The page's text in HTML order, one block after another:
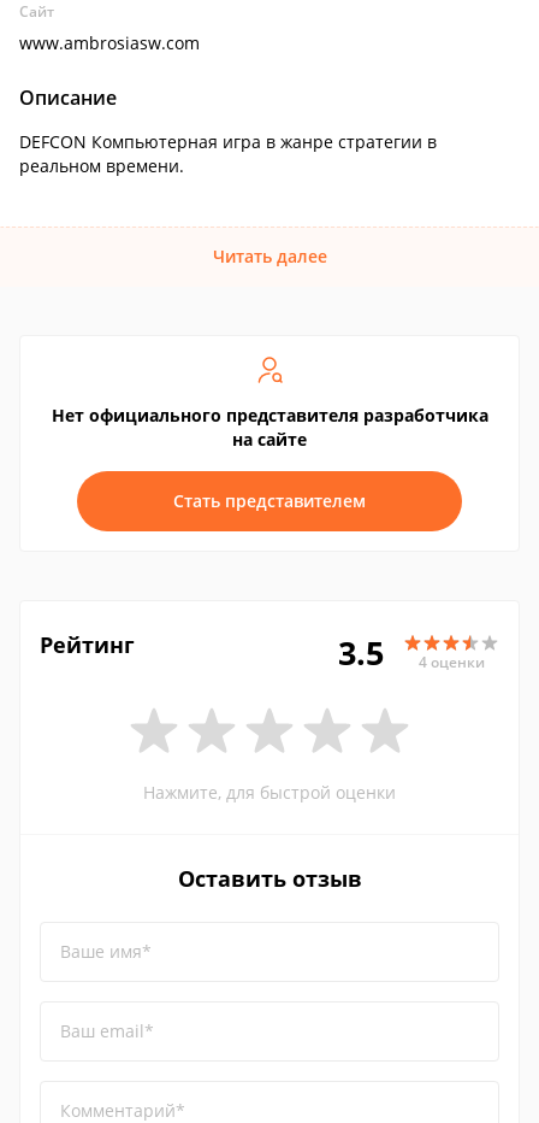
Сайт
www.ambrosiasw.com
Описание
DEFCON Компьютерная игра в жанре стратегии в
реальном времени.
Читать далее
Нет официального представителя разработчика
на сайте
Стать представителем
Рейтинг 3.5 4 оценки
Нажмите, для быстрой оценки
Оставить отзыв
Ваше имя*
Ваш email*
Комментарий*